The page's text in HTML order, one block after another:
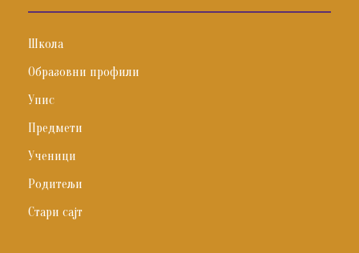
Школа
Образовни профили
Упис
Предмети
Ученици
Родитељи
Стари сајт